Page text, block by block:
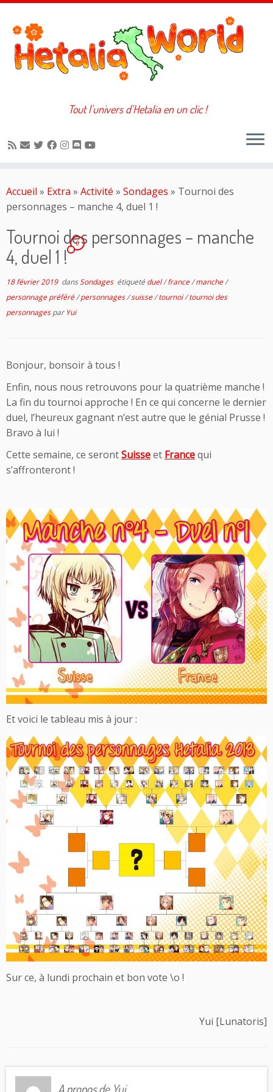
au
contenu
Tout l'univers d'Hetalia en un clic !
Accueil » Extra » Activité » Sondages » Tournoi des
personnages – manche 4, duel 1 !
Tournoi des personnages – manche
4, duel 1 !
6
18 février 2019dansSondages étiqueté duel/france/manche/
personnage préféré/personnages/suisse/tournoi/tournoi des
personnagespar Yui
Bonjour, bonsoir à tous !
Enfin, nous nous retrouvons pour la quatrième manche !
La fin du tournoi approche ! En ce qui concerne le dernier
duel, l’heureux gagnant n’est autre que le génial Prusse !
Bravo à lui !
Cette semaine, ce serontSuisseet Francequi
s’affronteront !
Et voici le tableau mis à jour :
Sur ce, à lundi prochain et bon vote \o !
Yui [Lunatoris]
A propos de Yui